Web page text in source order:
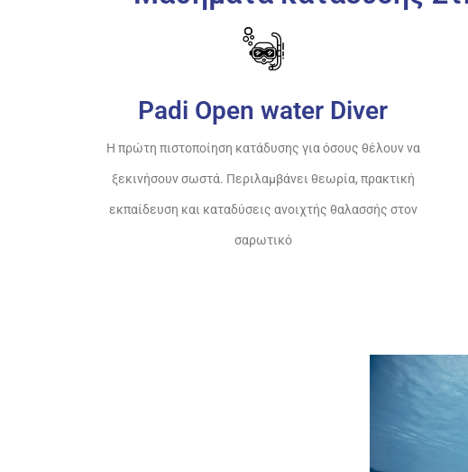
Padi Open water Diver
Η πρώτη πιστοποίηση κατάδυσης για όσους θέλουν να
ξεκινήσουν σωστά. Περιλαμβάνει θεωρία, πρακτική
εκπαίδευση και καταδύσεις ανοιχτής θαλασσής στον
σαρωτικό